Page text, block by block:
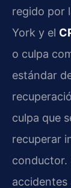
regido por
York y el
o culpa
estándar
culpa que
recuperar
conductor.
accidentes